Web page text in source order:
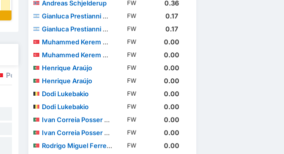
Portugisiska Ligacup
Andreas Schjelderup
FW
0.36
Gianluca Prestianni Gross
FW
0.17
Gianluca Prestianni Gross
FW
0.17
Muhammed Kerem Aktürkoğlu
FW
0.00
Muhammed Kerem Aktürkoğlu
FW
0.00
Henrique Araújo
FW
0.00
Henrique Araújo
FW
0.00
Dodi Lukebakio
FW
0.00
Dodi Lukebakio
FW
0.00
Ivan Correia Posser Lima
FW
0.00
Ivan Correia Posser Lima
FW
0.00
Rodrigo Miguel Ferreira Rêgo
FW
0.00